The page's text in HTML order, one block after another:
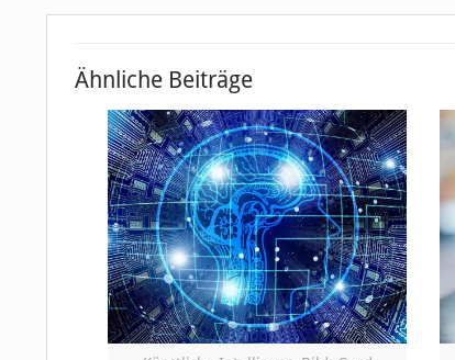
Ähnliche Beiträge